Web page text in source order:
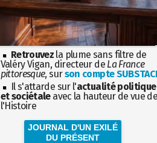
Retrouvez la plume sans filtre de
Valéry Vigan, directeur de La France
pittoresque, surson compte
Il s'attarde sur l'actualité politique
et sociétaleavec la hauteur de vue
l'Histoire
JOURNAL D'UN EXILÉ
DU PRÉSENT